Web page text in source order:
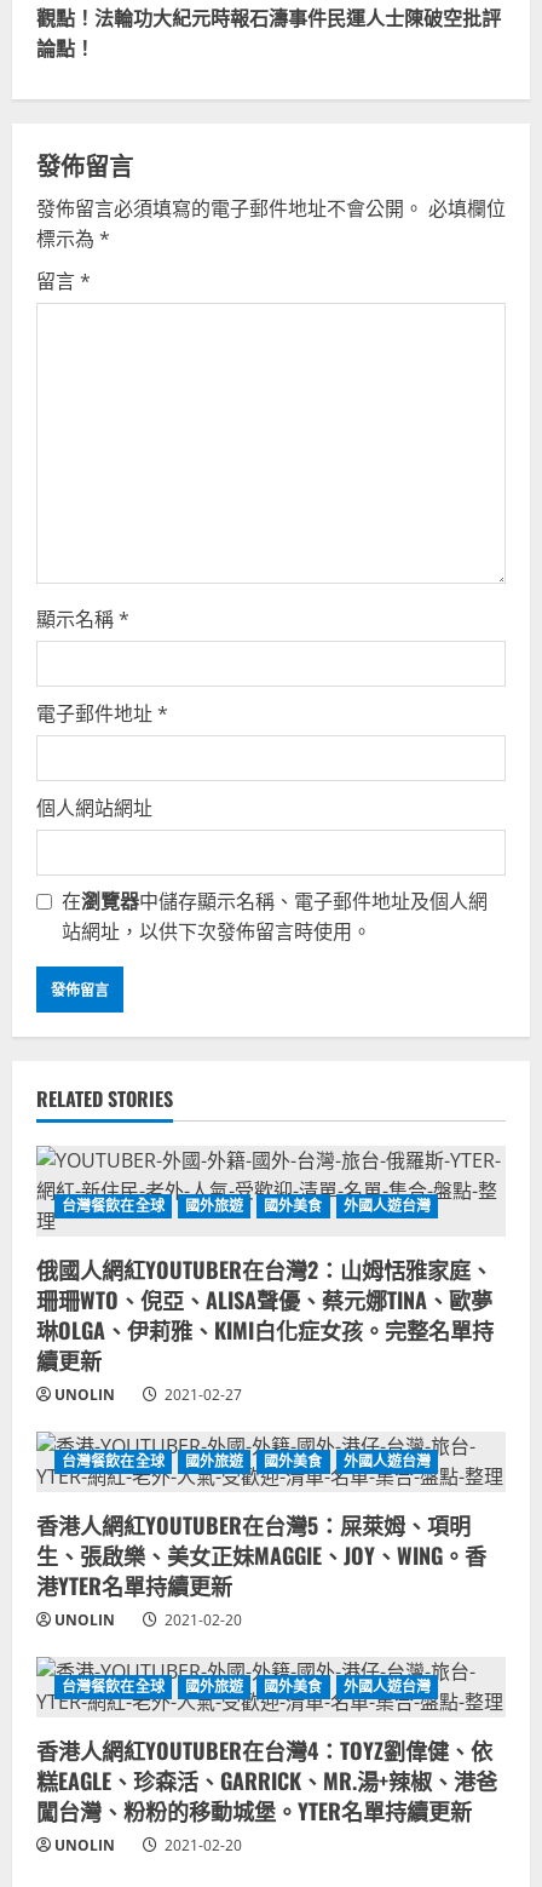
i
n
u
e
R
e
a
觀點！法輪功大紀元時報石濤事件民運人士陳破空批評
論點！
發佈留言
發佈留言必須填寫的電子郵件地址不會公開。 必填欄位
標示為 *
留言*
顯示名稱*
電子郵件地址*
個人網站網址
在瀏覽器中儲存顯示名稱、電子郵件地址及個人網
站網址，以供下次發佈留言時使用。
RELATED STORIES
台灣餐飲在全球 國外旅遊 國外美食 外國人遊台灣
俄國人網紅YOUTUBER在台灣2：山姆恬雅家庭、
珊珊WTO、倪亞、ALISA聲優、蔡元娜TINA、歐夢
琳OLGA、伊莉雅、KIMI白化症女孩。完整名單持
續更新
UNOLIN 2021-02-27
台灣餐飲在全球 國外旅遊 國外美食 外國人遊台灣
香港人網紅YOUTUBER在台灣5：屎萊姆、項明
生、張啟樂、美女正妹MAGGIE、JOY、WING。香
港YTER名單持續更新
UNOLIN 2021-02-20
台灣餐飲在全球 國外旅遊 國外美食 外國人遊台灣
香港人網紅YOUTUBER在台灣4：TOYZ劉偉健、依
糕EAGLE、珍森活、GARRICK、MR.湯+辣椒、港爸
闖台灣、粉粉的移動城堡。YTER名單持續更新
UNOLIN 2021-02-20